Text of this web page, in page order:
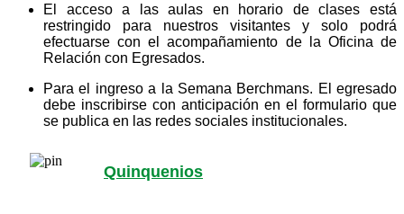
El acceso a las aulas en horario de clases está
restringido para nuestros visitantes y solo podrá
efectuarse con el acompañamiento de la Oficina de
Relación con Egresados.
Para el ingreso a la Semana Berchmans. El egresado
debe inscribirse con anticipación en el formulario que
se publica en las redes sociales institucionales.
Quinquenios